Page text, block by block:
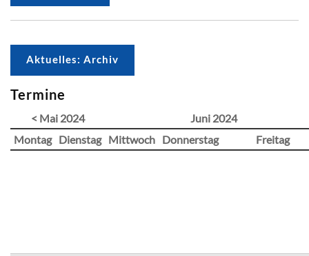
Aktuelles: Archiv
Termine
< Mai 2024
Juni 2024
Montag Dienstag Mittwoch Donnerstag Freitag